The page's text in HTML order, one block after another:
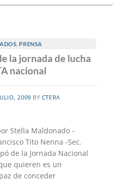
,PRENSA
la jornada de lucha
nacional
2009 BY CTERA
Stella Maldonado -
Tito Nenna -Sec.
de la Jornada Nacional
quieren es un
de conceder